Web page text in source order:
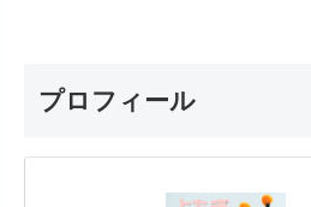
プロフィール